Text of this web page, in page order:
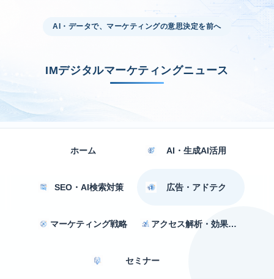
AI・データで、マーケティングの意思決定を前へ
IMデジタルマーケティングニュース
ホーム AI・生成AI活用
SEO・AI検索対策 広告・アドテク
マーケティング戦略 アクセス解析・効果測定
セミナー